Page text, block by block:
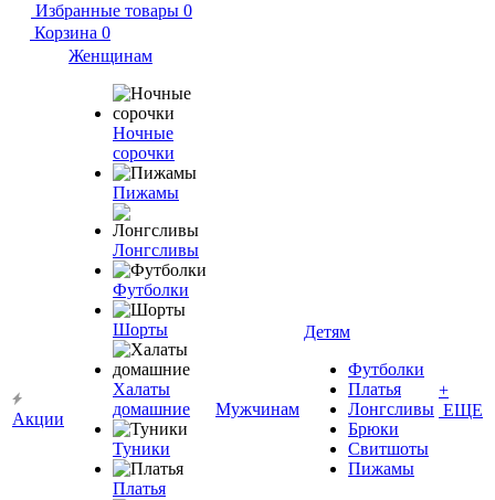
Избранные товары 0
Корзина 0
Акции
Женщинам
Ночные
сорочки
Пижамы
Лонгсливы
Футболки
Шорты
Халаты
домашние
Туники
Платья
Мужчинам
Детям
Футболки
Платья
Лонгсливы
Брюки
Свитшоты
Пижамы
+
ЕЩЕ